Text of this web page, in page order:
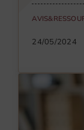
24/05/2024